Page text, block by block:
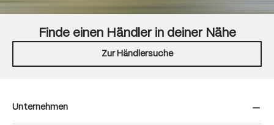
Finde einen Händler in deiner Nähe
Zur Händlersuche
Unternehmen